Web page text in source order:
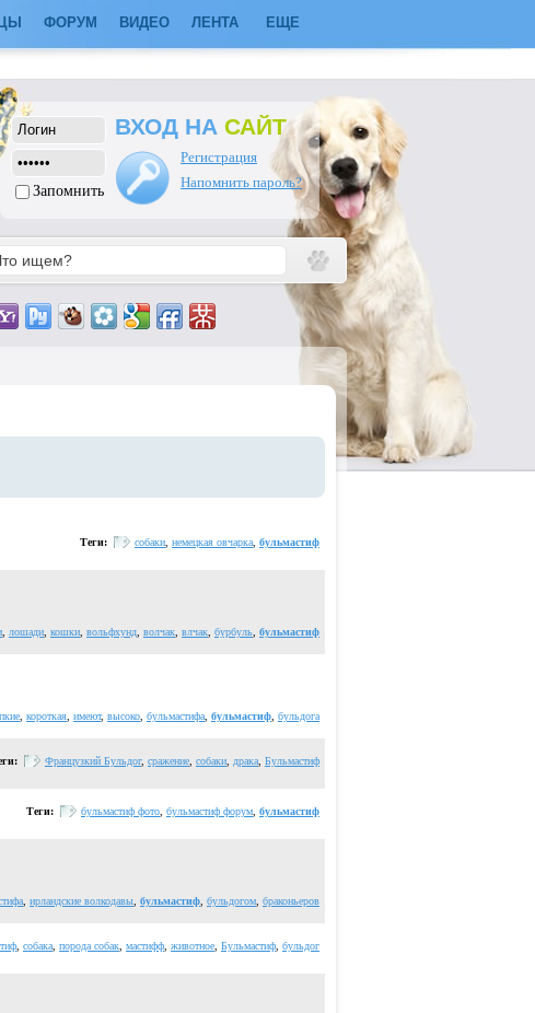
ФОРУМ ВИДЕО ЛЕНТА ЕЩЕ
Запомнить
ВХОД НА САЙТ
Регистрация
Напомнить пароль?
Теги: собаки немецкая овчарка бульмастиф
лошади кошки вольфхунд волчак влчак бурбуль бульмастиф
короткая имеют, высоко бульмастифа бульмастиф бульдога
Французкий Бульдог, сражение собаки драка Бульмастиф
Теги: бульмастиф фото бульмастиф форум бульмастиф
ирландские волкодавы бульмастиф бульдогом браконьеров
собака порода собак мастифф животное Бульмастиф бульдог